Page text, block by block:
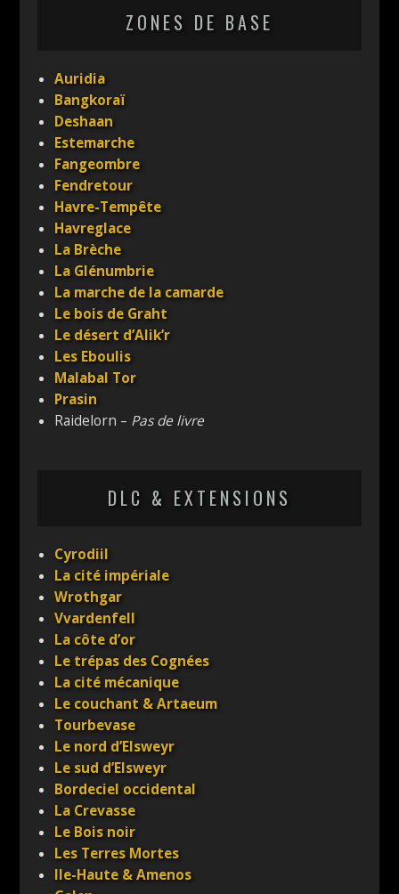
ZONES DE BASE
Auridia
Bangkoraï
Deshaan
Estemarche
Fangeombre
Fendretour
Havre-Tempête
Havreglace
La Brèche
La Glénumbrie
La marche de la camarde
Le bois de Graht
Le désert d’Alik’r
Les Eboulis
Malabal Tor
Prasin
Raidelorn – Pas de livre
DLC & EXTENSIONS
Cyrodiil
La cité impériale
Wrothgar
Vvardenfell
La côte d’or
Le trépas des Cognées
La cité mécanique
Le couchant & Artaeum
Tourbevase
Le nord d’Elsweyr
Le sud d’Elsweyr
Bordeciel occidental
La Crevasse
Le Bois noir
Les Terres Mortes
Ile-Haute & Amenos